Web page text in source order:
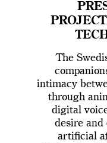
The
intimacy
through
digital
desire and
artificial